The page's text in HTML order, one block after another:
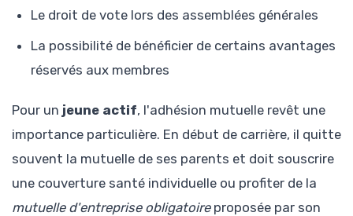
Le droit de vote lors des assemblées générales
La possibilité de bénéficier de certains avantages
réservés aux membres
Pour un jeune actif, l'adhésion mutuelle revêt une
importance particulière. En début de carrière, il quitte
souvent la mutuelle de ses parents et doit souscrire
une couverture santé individuelle ou profiter de la
mutuelle d'entreprise obligatoireproposée par son